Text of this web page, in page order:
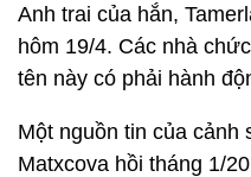
Anh trai của hắn,
hôm 19/4. Các nhà
tên này có phải hành
Một nguồn tin của cảnh
Matxcova hồi tháng 1/